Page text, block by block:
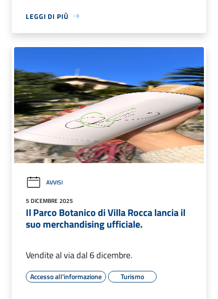
LEGGI DI PIÙ
AVVISI
5 DICEMBRE 2025
Il Parco Botanico di Villa Rocca lancia il
suo merchandising ufficiale.
Vendite al via dal 6 dicembre.
Accesso all'informazione Turismo